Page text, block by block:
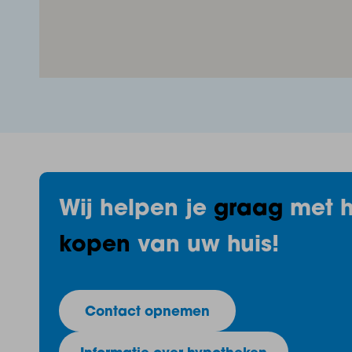
Wij helpen je graag met
kopen van uw huis!
Contact opnemen